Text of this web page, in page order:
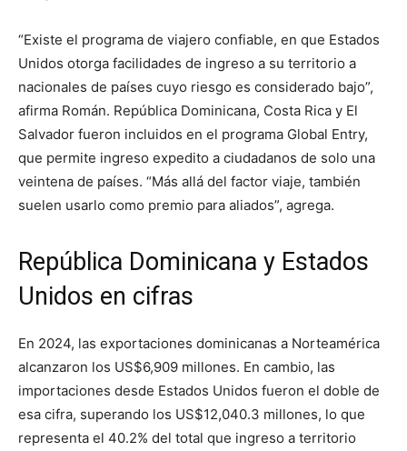
“Existe el programa de viajero confiable, en que Estados
Unidos otorga facilidades de ingreso a su territorio a
nacionales de países cuyo riesgo es considerado bajo”,
afirma Román. República Dominicana, Costa Rica y El
Salvador fueron incluidos en el programa Global Entry,
que permite ingreso expedito a ciudadanos de solo una
veintena de países. “Más allá del factor viaje, también
suelen usarlo como premio para aliados”, agrega.
República Dominicana y Estados
Unidos en cifras
En 2024, las exportaciones dominicanas a Norteamérica
alcanzaron los US$6,909 millones. En cambio, las
importaciones desde Estados Unidos fueron el doble de
esa cifra, superando los US$12,040.3 millones, lo que
representa el 40.2% del total que ingreso a territorio